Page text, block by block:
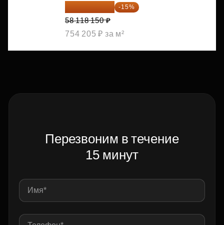
49 400 428 ₽ -15%
58 118 150 ₽
754 205 ₽ за м²
Перезвоним в течение
15 минут